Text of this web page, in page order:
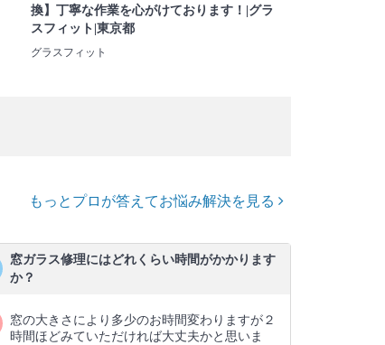
換】丁寧な作業を心がけております！|グラ
スフィット|東京都
グラスフィット
もっとプロが答えてお悩み解決を見る
窓ガラス修理にはどれくらい時間がかかります
か？
窓の大きさにより多少のお時間変わりますが２
時間ほどみていただければ大丈夫かと思いま